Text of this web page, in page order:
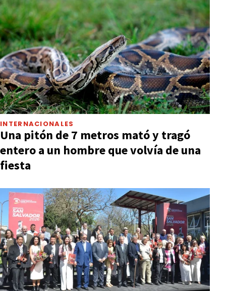
INTERNACIONALES
Una pitón de 7 metros mató y tragó
entero a un hombre que volvía de una
fiesta